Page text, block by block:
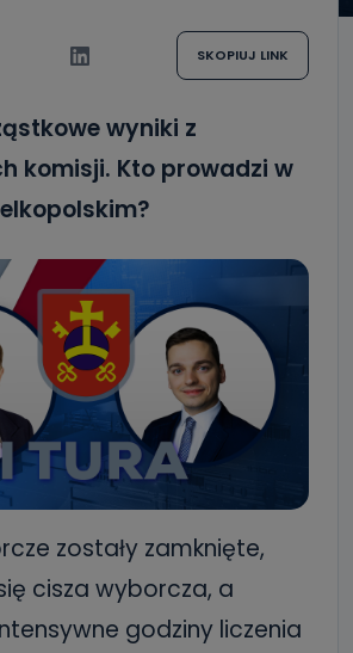
SKOPIUJ LINK
wyniki z
komisji. Kto prowadzi w
zostały zamknięte,
cisza wyborcza, a
godziny liczenia